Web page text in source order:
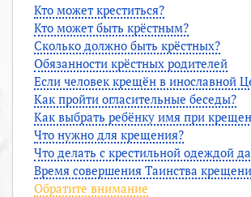
Кто может креститься?
Кто может быть крёстным?
Сколько должно быть крёстных?
Обязанности крёстных родителей
Если человек крещён в инославной
Как пройти огласительные беседы?
Как выбрать ребёнку имя при
Что нужно для крещения?
Что делать с крестильной одеждой
Время совершения Таинства
Обратите внимание